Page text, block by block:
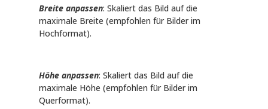
Breite anpassen: Skaliert das Bild auf die
maximale Breite (empfohlen für Bilder im
Hochformat).
Höhe anpassen: Skaliert das Bild auf die
maximale Höhe (empfohlen für Bilder im
Querformat).